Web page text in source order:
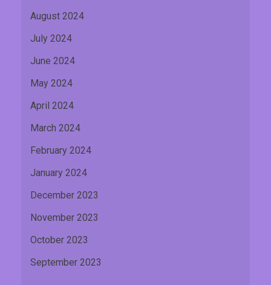
August 2024
July 2024
June 2024
May 2024
April 2024
March 2024
February 2024
January 2024
December 2023
November 2023
October 2023
September 2023